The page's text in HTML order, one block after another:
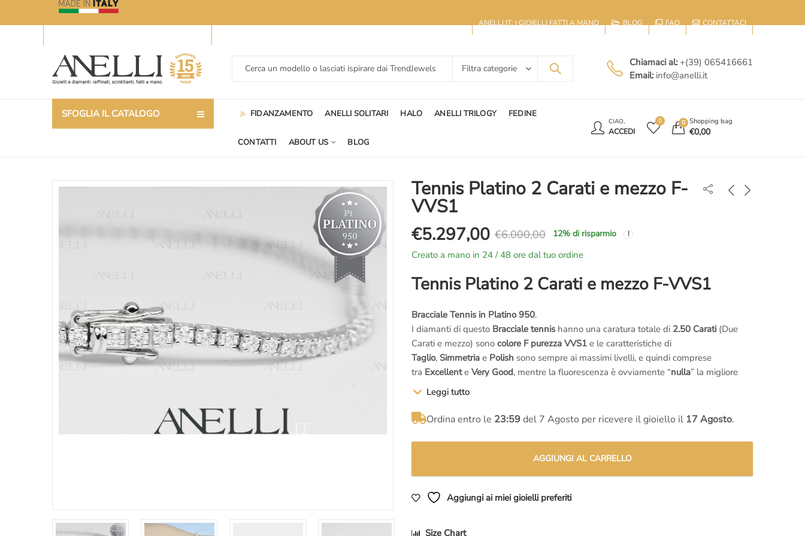
ANELLI.IT: I GIOIELLI FATTI A MANO BLOG FAQ CONTATTACI
Chiamaci al: +(39) 065416661
Email: info@anelli.it
SFOGLIA IL CATALOGO FIDANZAMENTO ANELLI SOLITARI HALO ANELLI TRILOGY FEDINE
CONTATTI ABOUT US BLOG
CIAO,
ACCEDI
0 0 Shopping bag
€0,00
Tennis Platino 2 Carati e mezzo F-
VVS1
€6.000,00
Il
prezzo
era:
€6.000,00.
€5.297,00
Il
prezzo
è:
€5.297,00.
12% di risparmio
Creato a mano in 24 / 48 ore dal tuo ordine
Tennis Platino 2 Carati e mezzo F-VVS1
Bracciale Tennis in Platino 950.
I diamanti di questo Bracciale tennis hanno una caratura totale di 2.50 Carati (Due
Carati e mezzo) sono colore F purezza VVS1 e le caratteristiche di
Taglio, Simmetria e Polish sono sempre ai massimi livelli, e quindi comprese
tra Excellente Very Good, mentre la fluorescenza è ovviamente “nulla” la migliore
per i diamanti..
La misura standard di unBracciale Tennis italiano è di circa 18-20 centimetri.
la possibilità di modificare la misura a tuo piacimento. Scrivi per avere maggiori
Noi siamo unlaboratorio orafo artigianale
le caratteristiche dei diamanti
Leggi tutto
Ordina entro le 23:59del 7 Agosto per ricevere il gioiello il 17 Agosto.
AGGIUNGI AL CARRELLO
Aggiungi ai miei gioielli preferiti
Size Chart